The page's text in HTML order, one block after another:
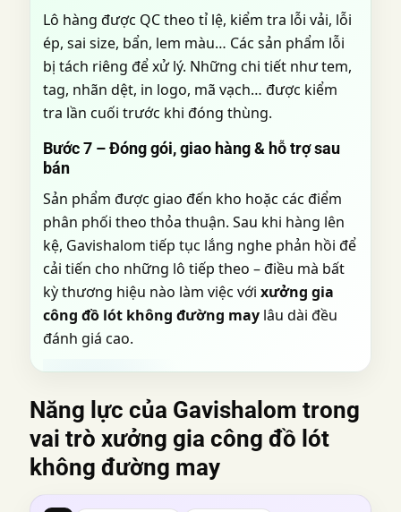
Lô hàng được QC theo tỉ lệ, kiểm tra lỗi vải, lỗi
ép, sai size, bẩn, lem màu… Các sản phẩm lỗi
bị tách riêng để xử lý. Những chi tiết như tem,
tag, nhãn dệt, in logo, mã vạch… được kiểm
tra lần cuối trước khi đóng thùng.
Bước 7 – Đóng gói, giao hàng & hỗ trợ sau
bán
Sản phẩm được giao đến kho hoặc các điểm
phân phối theo thỏa thuận. Sau khi hàng lên
kệ, Gavishalom tiếp tục lắng nghe phản hồi để
cải tiến cho những lô tiếp theo – điều mà bất
kỳ thương hiệu nào làm việc với xưởng gia
công đồ lót không đường may lâu dài đều
đánh giá cao.
Năng lực của Gavishalom trong
vai trò xưởng gia công đồ lót
không đường may